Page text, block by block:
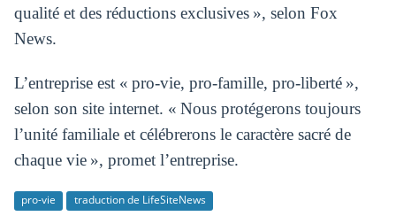
qualité et des réductions exclusives », selon Fox
News.
L’entreprise est « pro-vie, pro-famille, pro-liberté »,
selon son site internet. « Nous protégerons toujours
l’unité familiale et célébrerons le caractère sacré de
chaque vie », promet l’entreprise.
pro-vie traduction de LifeSiteNews